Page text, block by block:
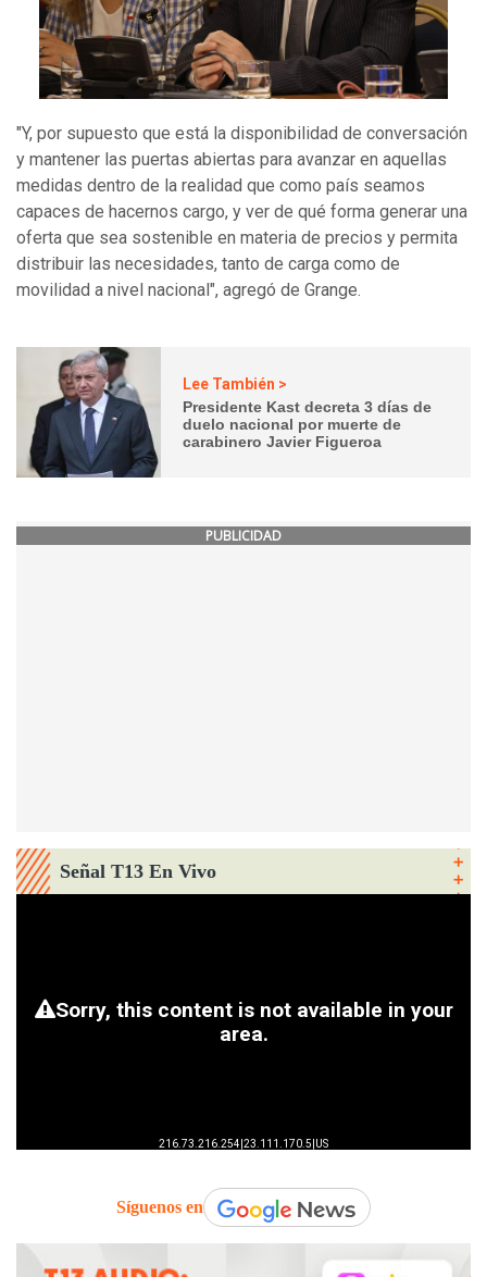
"Y, por supuesto que está la disponibilidad de conversación
y mantener las puertas abiertas para avanzar en aquellas
medidas dentro de la realidad que como país seamos
capaces de hacernos cargo, y ver de qué forma generar una
oferta que sea sostenible en materia de precios y permita
distribuir las necesidades, tanto de carga como de
movilidad a nivel nacional", agregó de Grange.
Lee También >
Presidente Kast decreta 3 días de
duelo nacional por muerte de
carabinero Javier Figueroa
PUBLICIDAD
Señal T13 En Vivo
Síguenos en